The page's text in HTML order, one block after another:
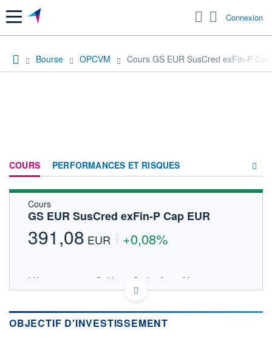
Menu Connexion
Bourse OPCVM Cours GS EUR SusCred exFin-P
COURS PERFORMANCES ET RISQUES
FORUM
Cours
GS EUR SusCred exFin-P Cap EUR
391,08 EUR +0,08%
LU0577843187 - Goldman Sachs Asset Management
B.V.
Consulter le prospectus / DIC
OBJECTIF D'INVESTISSEMENT